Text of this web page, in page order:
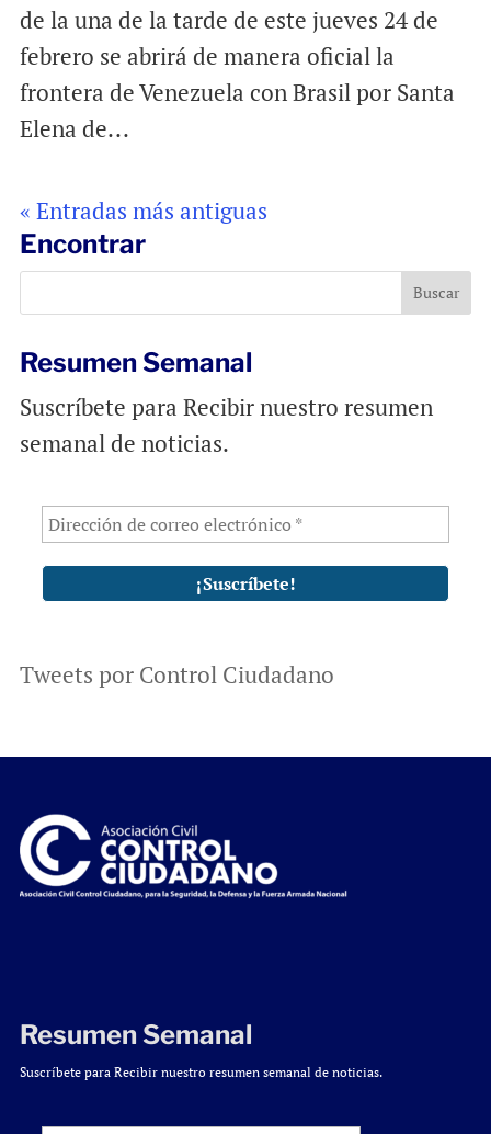
de la una de la tarde de este jueves 24 de
febrero se abrirá de manera oficial la
frontera de Venezuela con Brasil por Santa
Elena de...
« Entradas más antiguas
Encontrar
Resumen Semanal
Suscríbete para Recibir nuestro resumen
semanal de noticias.
Tweets por Control Ciudadano
Resumen Semanal
Suscríbete para Recibir nuestro resumen semanal de noticias.